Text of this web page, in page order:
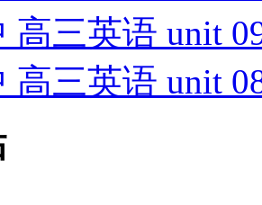
高三英语 unit
高三英语 unit